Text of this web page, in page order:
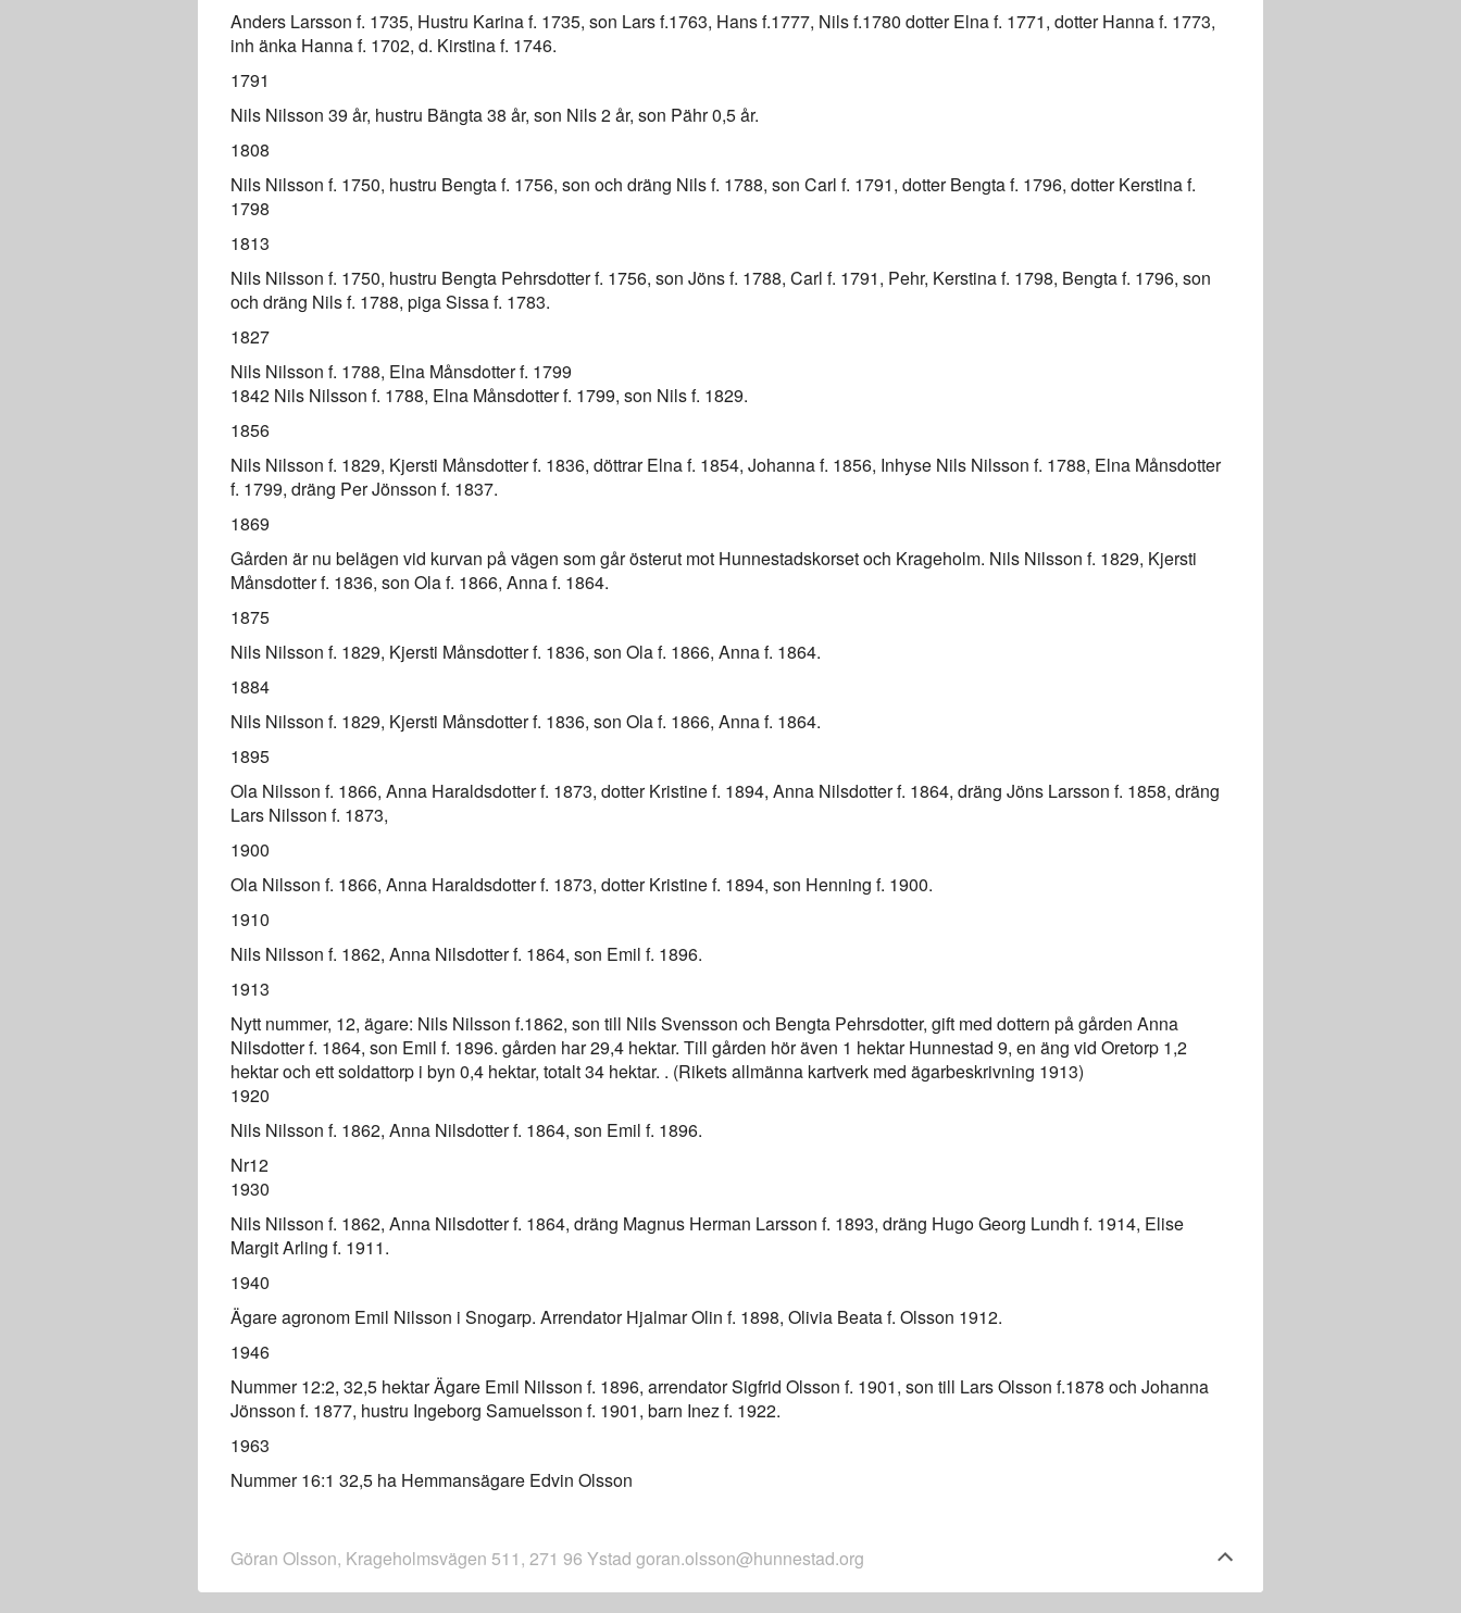
Anders Larsson f. 1735, Hustru Karina f. 1735, son Lars f.1763, Hans f.1777, Nils f.1780 dotter Elna f. 1771, dotter Hanna f. 1773,
inh änka Hanna f. 1702, d. Kirstina f. 1746.
1791
Nils Nilsson 39 år, hustru Bängta 38 år, son Nils 2 år, son Pähr 0,5 år.
1808
Nils Nilsson f. 1750, hustru Bengta f. 1756, son och dräng Nils f. 1788, son Carl f. 1791, dotter Bengta f. 1796, dotter Kerstina f.
1798
1813
Nils Nilsson f. 1750, hustru Bengta Pehrsdotter f. 1756, son Jöns f. 1788, Carl f. 1791, Pehr, Kerstina f. 1798, Bengta f. 1796, son
och dräng Nils f. 1788, piga Sissa f. 1783.
1827
Nils Nilsson f. 1788, Elna Månsdotter f. 1799
1842 Nils Nilsson f. 1788, Elna Månsdotter f. 1799, son Nils f. 1829.
1856
Nils Nilsson f. 1829, Kjersti Månsdotter f. 1836, döttrar Elna f. 1854, Johanna f. 1856, Inhyse Nils Nilsson f. 1788, Elna Månsdotter
f. 1799, dräng Per Jönsson f. 1837.
1869
Gården är nu belägen vid kurvan på vägen som går österut mot Hunnestadskorset och Krageholm. Nils Nilsson f. 1829, Kjersti
Månsdotter f. 1836, son Ola f. 1866, Anna f. 1864.
1875
Nils Nilsson f. 1829, Kjersti Månsdotter f. 1836, son Ola f. 1866, Anna f. 1864.
1884
Nils Nilsson f. 1829, Kjersti Månsdotter f. 1836, son Ola f. 1866, Anna f. 1864.
1895
Ola Nilsson f. 1866, Anna Haraldsdotter f. 1873, dotter Kristine f. 1894, Anna Nilsdotter f. 1864, dräng Jöns Larsson f. 1858, dräng
Lars Nilsson f. 1873,
1900
Ola Nilsson f. 1866, Anna Haraldsdotter f. 1873, dotter Kristine f. 1894, son Henning f. 1900.
1910
Nils Nilsson f. 1862, Anna Nilsdotter f. 1864, son Emil f. 1896.
1913
Nytt nummer, 12, ägare: Nils Nilsson f.1862, son till Nils Svensson och Bengta Pehrsdotter, gift med dottern på gården Anna
Nilsdotter f. 1864, son Emil f. 1896. gården har 29,4 hektar. Till gården hör även 1 hektar Hunnestad 9, en äng vid Oretorp 1,2
hektar och ett soldattorp i byn 0,4 hektar, totalt 34 hektar. . (Rikets allmänna kartverk med ägarbeskrivning 1913)
1920
Nils Nilsson f. 1862, Anna Nilsdotter f. 1864, son Emil f. 1896.
Nr12
1930
Nils Nilsson f. 1862, Anna Nilsdotter f. 1864, dräng Magnus Herman Larsson f. 1893, dräng Hugo Georg Lundh f. 1914, Elise
Margit Arling f. 1911.
1940
Ägare agronom Emil Nilsson i Snogarp. Arrendator Hjalmar Olin f. 1898, Olivia Beata f. Olsson 1912.
1946
Nummer 12:2, 32,5 hektar Ägare Emil Nilsson f. 1896, arrendator Sigfrid Olsson f. 1901, son till Lars Olsson f.1878 och Johanna
Jönsson f. 1877, hustru Ingeborg Samuelsson f. 1901, barn Inez f. 1922.
1963
Nummer 16:1 32,5 ha Hemmansägare Edvin Olsson
Göran Olsson, Krageholmsvägen 511, 271 96 Ystad goran.olsson@hunnestad.org